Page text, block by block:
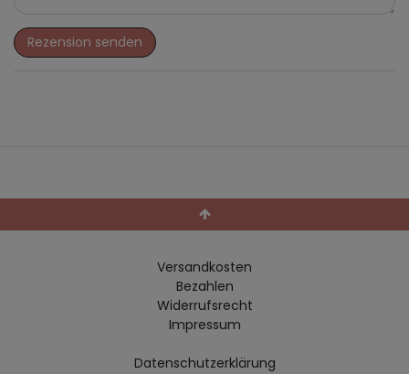
Rezension senden
Versandkosten
Bezahlen
Widerrufs­recht
Impressum
Daten­schutz­erklärung